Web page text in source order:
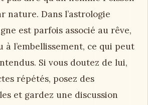
nature. Dans l’astrologie
est parfois associé au rêve,
à l’embellissement, ce qui peut
Si vous doutez de lui,
répétés, posez des
et gardez une discussion